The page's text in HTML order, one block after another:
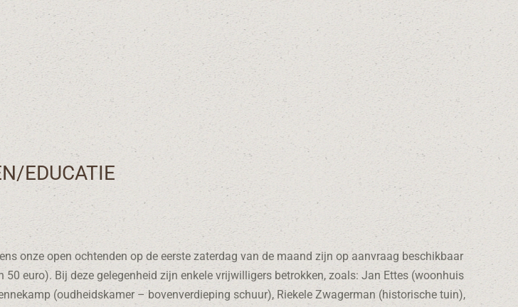
EDUCATIE
onze open ochtenden op de eerste zaterdag van de maand zijn op aanvraag beschikbaar
euro). Bij deze gelegenheid zijn enkele vrijwilligers betrokken, zoals: Jan Ettes (woonhuis
(oudheidskamer – bovenverdieping schuur), Riekele Zwagerman (historische tuin),